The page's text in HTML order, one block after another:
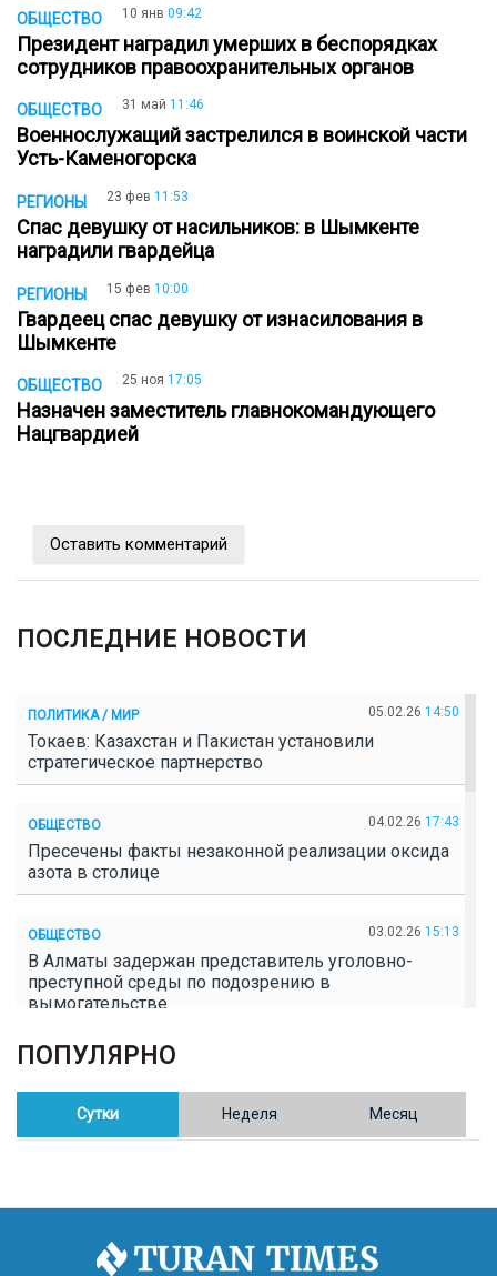
ОБЩЕСТВО 10 янв 09:42
Президент наградил умерших в беспорядках
сотрудников правоохранительных органов
ОБЩЕСТВО 31 май 11:46
Военнослужащий застрелился в воинской части
Усть-Каменогорска
РЕГИОНЫ 23 фев 11:53
Спас девушку от насильников: в Шымкенте
наградили гвардейца
РЕГИОНЫ 15 фев 10:00
Гвардеец спас девушку от изнасилования в
Шымкенте
ОБЩЕСТВО 25 ноя 17:05
Назначен заместитель главнокомандующего
Нацгвардией
Оставить комментарий
ПОСЛЕДНИЕ НОВОСТИ
ПОЛИТИКА / МИР 05.02.26 14:50
Токаев: Казахстан и Пакистан установили
стратегическое партнерство
ОБЩЕСТВО 04.02.26 17:43
Пресечены факты незаконной реализации оксида
азота в столице
ОБЩЕСТВО 03.02.26 15:13
В Алматы задержан представитель уголовно-
преступной среды по подозрению в
вымогательстве
ОБЩЕСТВО
Полицейские пресекли незаконное выращивание
конопли в Таразе
Казахстан возглавил Договор о зоне, свободной от
ПОПУЛЯРНО
Сутки Неделя Месяц